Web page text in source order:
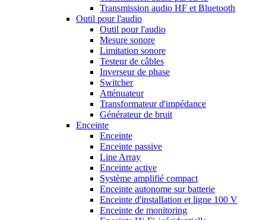
Transmission audio HF et Bluetooth
Outil pour l'audio
Outil pour l'audio
Mesure sonore
Limitation sonore
Testeur de câbles
Inverseur de phase
Switcher
Atténuateur
Transformateur d'impédance
Générateur de bruit
Enceinte
Enceinte
Enceinte passive
Line Array
Enceinte active
Système amplifié compact
Enceinte autonome sur batterie
Enceinte d'installation et ligne 100 V
Enceinte de monitoring